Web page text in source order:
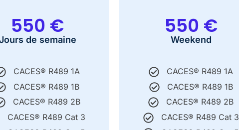
550 €
de semaine
CACES® R489 1A
CACES® R489 1B
CACES® R489 2B
CACES® R489 Cat 3
550 €
Weekend
CACES® R489 1A
CACES® R489 1B
CACES® R489 2B
CACES® R489 Cat 3